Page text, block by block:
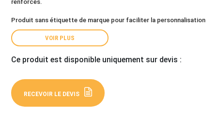
renforcés.
Produit sans étiquette de marque pour faciliter la personnalisation
VOIR PLUS
Ce produit est disponible uniquement sur devis :
RECEVOIR LE DEVIS